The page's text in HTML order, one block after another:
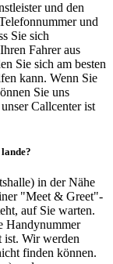
und den
und
Sie sich
Fahrer aus
Sie sich am besten
kann. Wenn Sie
Sie uns
Callcenter ist
in der Nähe
"Meet & Greet"-
auf Sie warten.
Handynummer
ist. Wir werden
finden können.